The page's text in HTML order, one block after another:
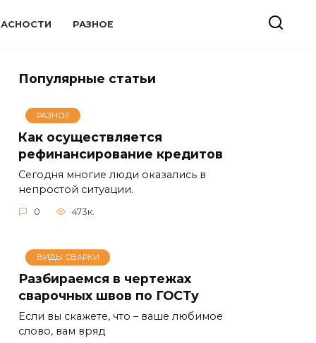
РАЗНОЕ
Популярные статьи
РАЗНОЕ
Как осуществляется
рефинансирование кредитов
Сегодня многие люди оказались в
непростой ситуации.
0 473к.
ВИДЫ СВАРКИ
Разбираемся в чертежах
сварочных швов по ГОСТу
Если вы скажете, что – ваше любимое
слово, вам вряд